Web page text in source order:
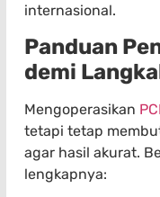
internasional.
Panduan
demi
Mengoperasikan
tetapi tetap
agar hasil akurat.
lengkapnya: